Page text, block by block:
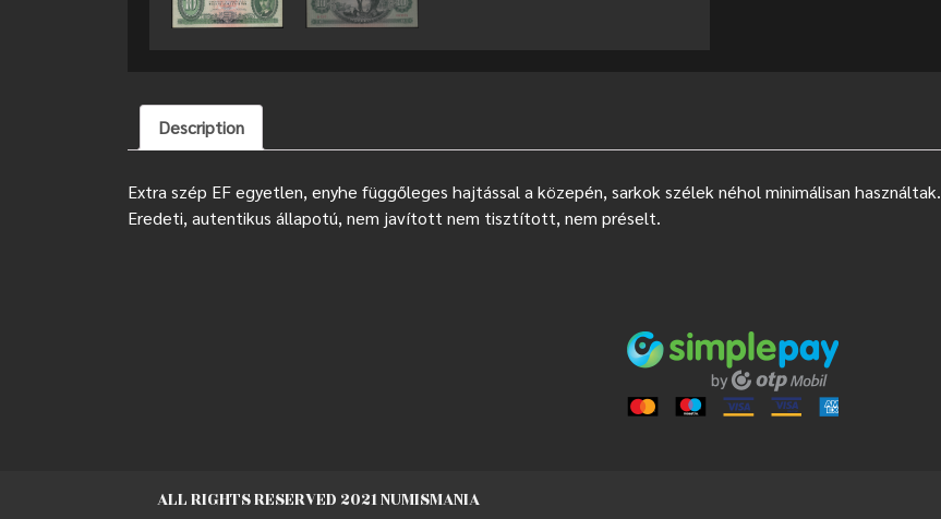
Description
Extra szép EF egyetlen, enyhe függőleges hajtással a közepén, sarkok szélek néhol minimálisan használtak.
Eredeti, autentikus állapotú, nem javított nem tisztított, nem préselt.
ALL RIGHTS RESERVED 2021 NUMISMANIA